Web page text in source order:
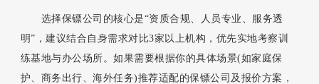
选择保镖公司的核心是“资质合规、人员专业、服务透
明”，建议结合自身需求对比3家以上机构，优先实地考察训
练基地与办公场所。如果需要根据你的具体场景(如家庭保
护、商务出行、海外任务)推荐适配的保镖公司及报价方案，